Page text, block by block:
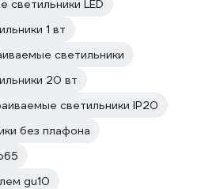
светильники LED
1 вт
светильники
20 вт
светильники IP20
без плафона
gu10